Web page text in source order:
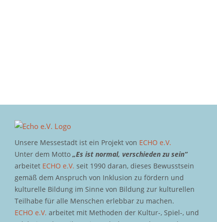
Unsere Messestadt ist ein Projekt von ECHO e.V.
Unter dem Motto „Es ist normal, verschieden zu sein“
arbeitet ECHO e.V. seit 1990 daran, dieses Bewusstsein
gemäß dem Anspruch von Inklusion zu fördern und
kulturelle Bildung im Sinne von Bildung zur kulturellen
Teilhabe für alle Menschen erlebbar zu machen.
ECHO e.V. arbeitet mit Methoden der Kultur-, Spiel-, und